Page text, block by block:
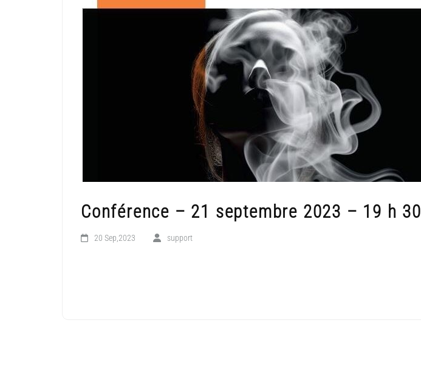
Conférence – 21 septembre 2023 – 19 h 30
20 Sep,2023 support